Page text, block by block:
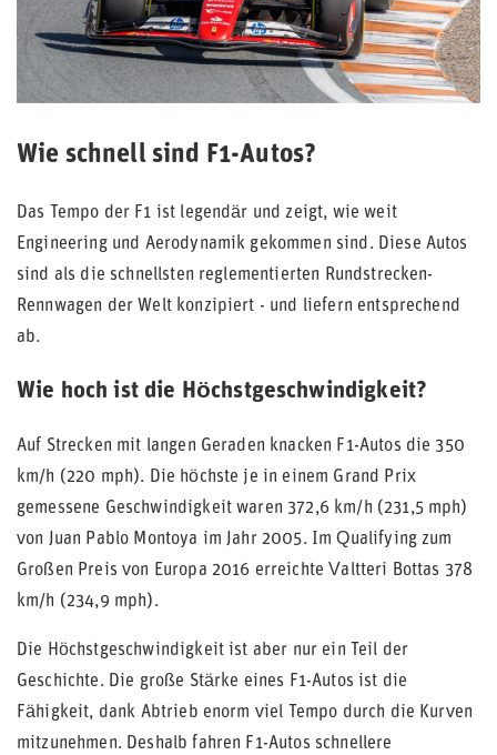
Wie schnell sind F1-Autos?
Das Tempo der F1 ist legendär und zeigt, wie weit
Engineering und Aerodynamik gekommen sind. Diese Autos
sind als die schnellsten reglementierten Rundstrecken-
Rennwagen der Welt konzipiert - und liefern entsprechend
ab.
Wie hoch ist die Höchstgeschwindigkeit?
Auf Strecken mit langen Geraden knacken F1-Autos die 350
km/h (220 mph). Die höchste je in einem Grand Prix
gemessene Geschwindigkeit waren 372,6 km/h (231,5 mph)
von Juan Pablo Montoya im Jahr 2005. Im Qualifying zum
Großen Preis von Europa 2016 erreichte Valtteri Bottas 378
km/h (234,9 mph).
Die Höchstgeschwindigkeit ist aber nur ein Teil der
Geschichte. Die große Stärke eines F1-Autos ist die
Fähigkeit, dank Abtrieb enorm viel Tempo durch die Kurven
mitzunehmen. Deshalb fahren F1-Autos schnellere